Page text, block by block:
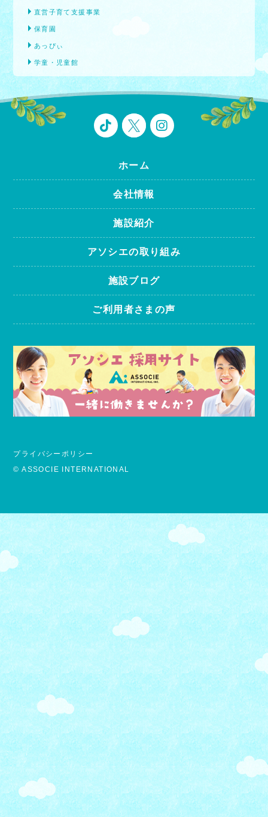
直営子育て支援事業
保育園
あっぴぃ
学童・児童館
ホーム
会社情報
施設紹介
アソシエの取り組み
施設ブログ
ご利用者さまの声
プライバシーポリシー
© ASSOCIE INTERNATIONAL